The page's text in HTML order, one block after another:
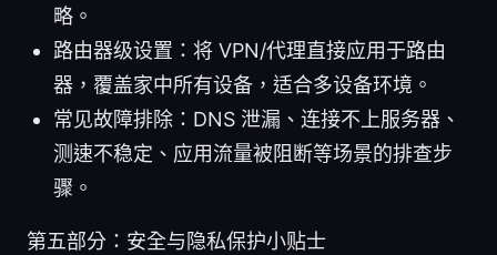
略。
路由器级设置：将 VPN/代理直接应用于路由
器，覆盖家中所有设备，适合多设备环境。
常见故障排除：DNS 泄漏、连接不上服务器、
测速不稳定、应用流量被阻断等场景的排查步
骤。
第五部分：安全与隐私保护小贴士